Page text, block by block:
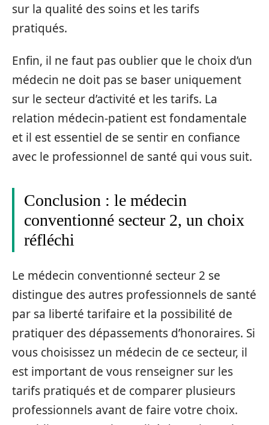
sur la qualité des soins et les tarifs
pratiqués.
Enfin, il ne faut pas oublier que le choix d’un
médecin ne doit pas se baser uniquement
sur le secteur d’activité et les tarifs. La
relation médecin-patient est fondamentale
et il est essentiel de se sentir en confiance
avec le professionnel de santé qui vous suit.
Conclusion : le médecin
conventionné secteur 2, un choix
réfléchi
Le médecin conventionné secteur 2 se
distingue des autres professionnels de santé
par sa liberté tarifaire et la possibilité de
pratiquer des dépassements d’honoraires. Si
vous choisissez un médecin de ce secteur, il
est important de vous renseigner sur les
tarifs pratiqués et de comparer plusieurs
professionnels avant de faire votre choix.